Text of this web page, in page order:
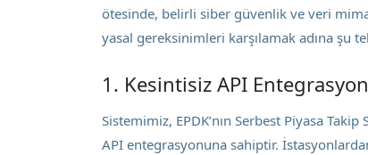
ötesinde, belirli siber güvenlik ve veri
yasal gereksinimleri karşılamak adına şu
1. Kesintisiz API
Sistemimiz, EPDK’nın Serbest Piyasa
API entegrasyonuna sahiptir.